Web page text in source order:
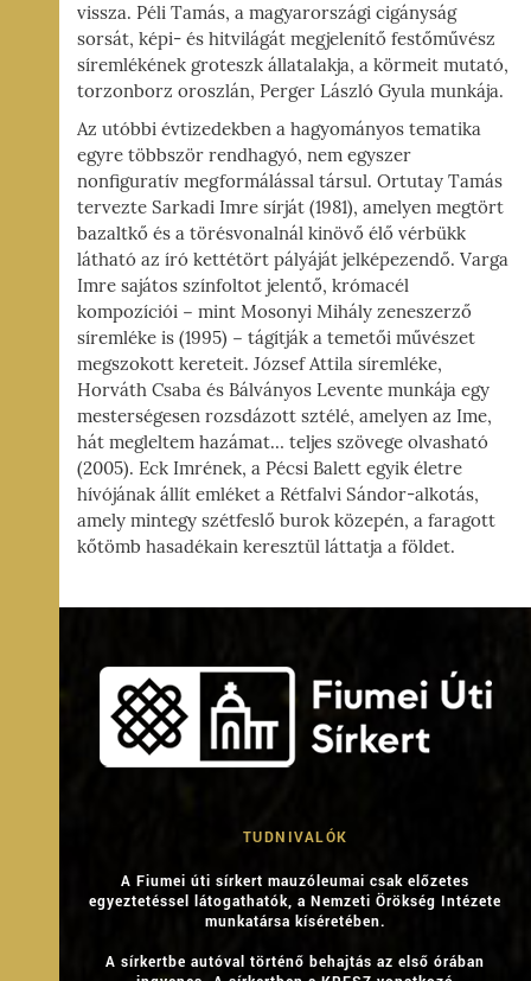
vissza. Péli Tamás, a magyarországi cigányság
sorsát, képi- és hitvilágát megjelenítő festőművész
síremlékének groteszk állatalakja, a körmeit mutató,
torzonborz oroszlán, Perger László Gyula munkája.
Az utóbbi évtizedekben a hagyományos tematika
egyre többször rendhagyó, nem egyszer
nonfiguratív megformálással társul. Ortutay Tamás
tervezte Sarkadi Imre sírját (1981), amelyen megtört
bazaltkő és a törésvonalnál kinövő élő vérbükk
látható az író kettétört pályáját jelképezendő. Varga
Imre sajátos színfoltot jelentő, krómacél
kompozíciói − mint Mosonyi Mihály zeneszerző
síremléke is (1995) − tágítják a temetői művészet
megszokott kereteit. József Attila síremléke,
Horváth Csaba és Bálványos Levente munkája egy
mesterségesen rozsdázott sztélé, amelyen az Ime,
hát megleltem hazámat… teljes szövege olvasható
(2005). Eck Imrének, a Pécsi Balett egyik életre
hívójának állít emléket a Rétfalvi Sándor-alkotás,
amely mintegy szétfeslő burok közepén, a faragott
kőtömb hasadékain keresztül láttatja a földet.
TUDNIVALÓK
A Fiumei úti sírkert mauzóleumai csak előzetes
egyeztetéssel látogathatók, a Nemzeti Örökség Intézete
munkatársa kíséretében.
A sírkertbe autóval történő behajtás az első órában